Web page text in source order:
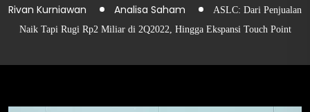
Rivan Kurniawan Analisa Saham
ASLC: Dari Penjualan
Naik Tapi Rugi Rp2 Miliar di 2Q2022, Hingga Ekspansi Touch Point